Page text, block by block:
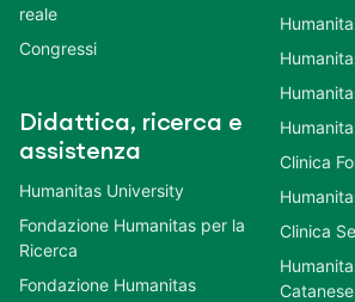
reale
Congressi
Didattica, ricerca e
assistenza
Humanitas University
Fondazione Humanitas per la
Ricerca
Fondazione Humanitas
Clinica
Clinica
Catanese